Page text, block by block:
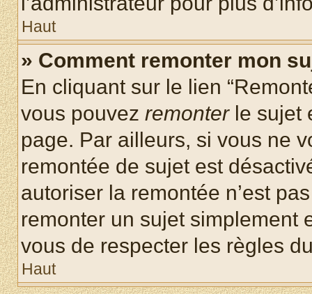
Haut
» Comment remonter mon
En cliquant sur le lien
vous pouvez remonterle sujet
page. Par ailleurs, si vous ne
remontée de sujet est
autoriser la remontée n’est
remonter un sujet simplement
vous de respecter les règles
Haut